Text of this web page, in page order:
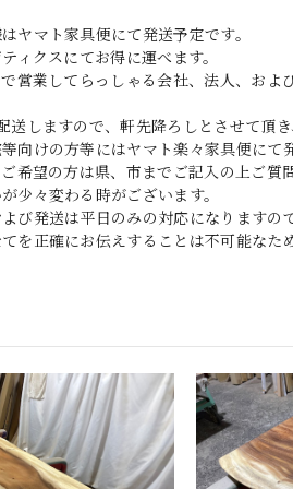
ヤマト家具便にて発送予定です。
ィクスにてお得に運べます。
営業してらっしゃる会社、法人、お
送しますので、軒先降ろしとさせて頂
向けの方等にはヤマト楽々家具便にて
希望の方は県、市までご記入の上ご質
少々変わる時がございます。
び発送は平日のみの対応になりますの
を正確にお伝えすることは不可能なた